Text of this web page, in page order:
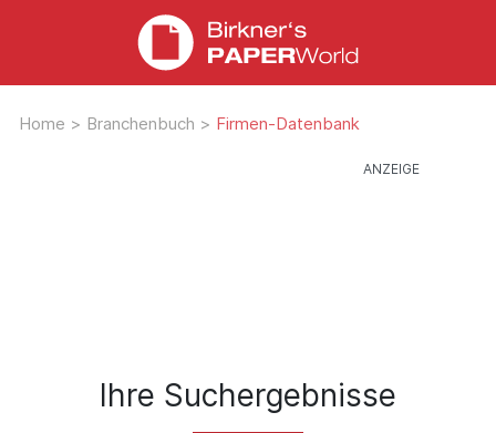
Home > Branchenbuch > Firmen-Datenbank
Ihre Suchergebnisse